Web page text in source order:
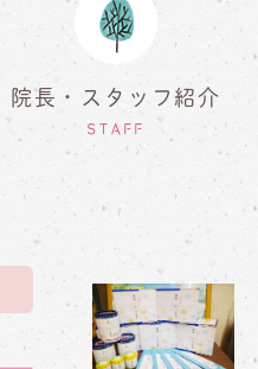
院長・スタッフ紹介
STAFF